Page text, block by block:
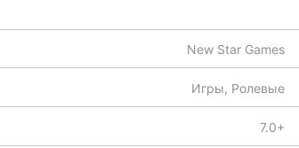
New Star Games
Игры, Ролевые
7.0+